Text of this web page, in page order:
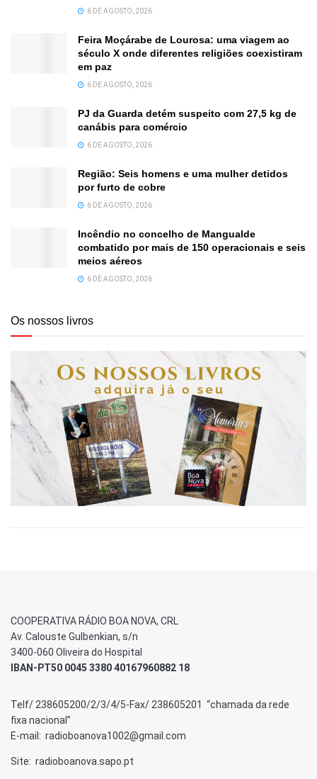
6 DE AGOSTO, 2026
Feira Moçárabe de Lourosa: uma viagem ao
século X onde diferentes religiões coexistiram
em paz
6 DE AGOSTO, 2026
PJ da Guarda detém suspeito com 27,5 kg de
canábis para comércio
6 DE AGOSTO, 2026
Região: Seis homens e uma mulher detidos
por furto de cobre
6 DE AGOSTO, 2026
Incêndio no concelho de Mangualde
combatido por mais de 150 operacionais e seis
meios aéreos
6 DE AGOSTO, 2026
Os nossos livros
COOPERATIVA RÁDIO BOA NOVA, CRL
Av. Calouste Gulbenkian, s/n
3400-060 Oliveira do Hospital
IBAN-PT50 0045 3380 40167960882 18
Telf/ 238605200/2/3/4/5-Fax/ 238605201 “chamada da rede
fixa nacional”
E-mail: radioboanova1002@gmail.com
Site: radioboanova.sapo.pt